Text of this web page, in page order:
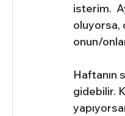
isterim.
oluyorsa,
onun/
Haftanın
gidebilir.